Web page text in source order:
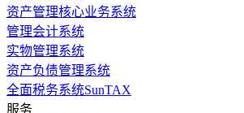
资产管理核心业务系统
管理会计系统
实物管理系统
资产负债管理系统
全面税务系统SunTAX
服务